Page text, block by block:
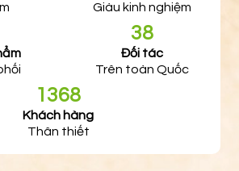
Giàu kinh nghiệm
38
Đối tác
Trên toàn Quốc
1368
Khách hàng
Thân thiết